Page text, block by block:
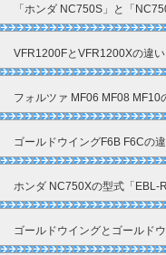
「ホンダ NC750S」と「
VFR1200FとVFR1200Xの違
フォルツァ MF06 MF08 MF10
ゴールドウイングF6B F6Cの
ホンダ NC750Xの型式「EBL-
ゴールドウイングとゴールド